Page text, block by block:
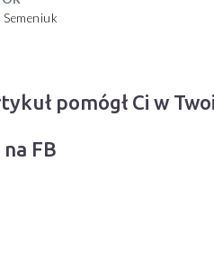
Semeniuk
pomógł Ci w
FB